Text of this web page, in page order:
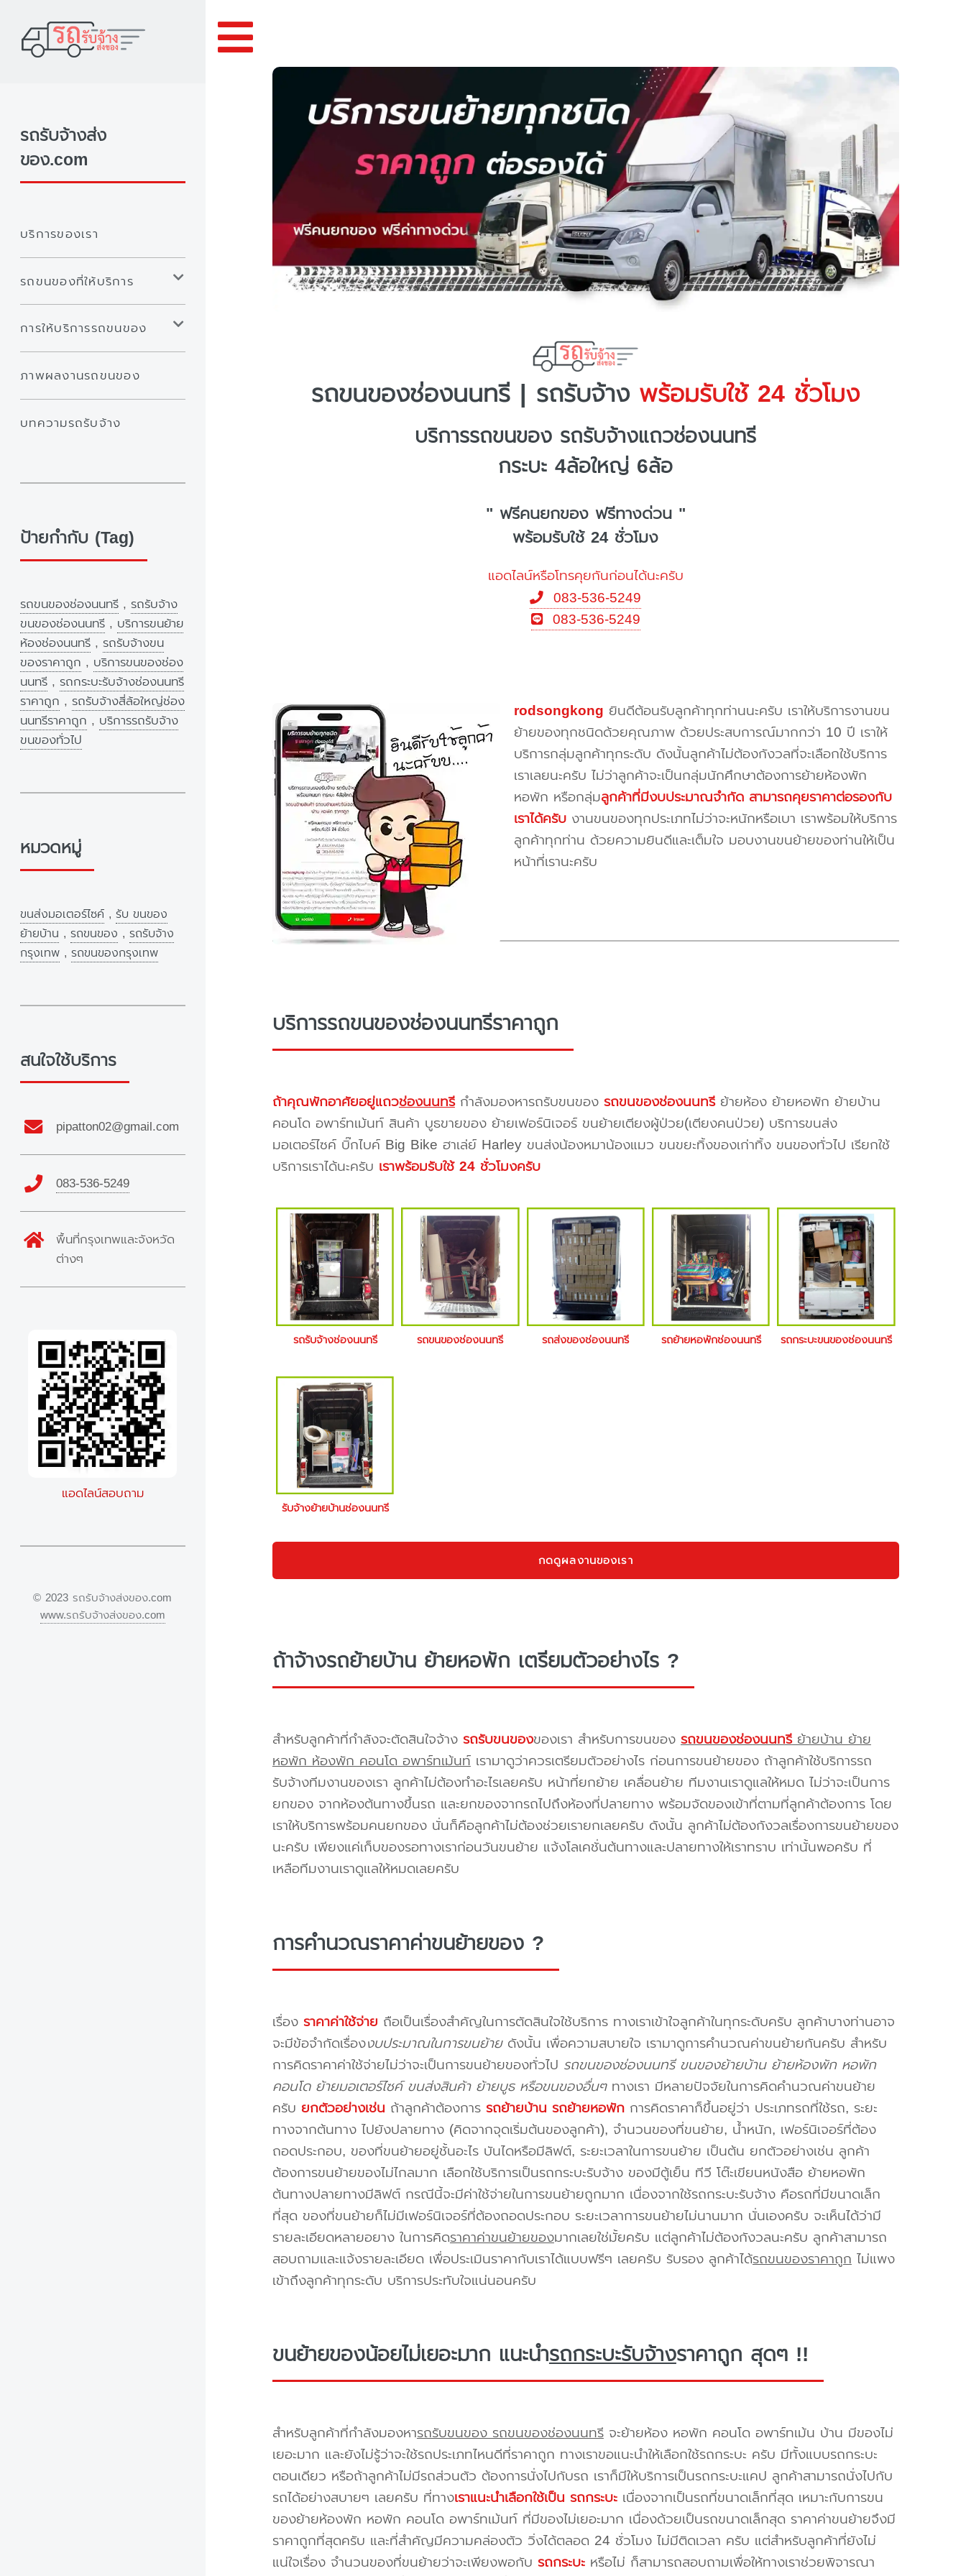
รถขนของช่องนนทรี | รถรับจ้าง พร้อมรับใช้ 24 ชั่วโมง
บริการรถขนของ รถรับจ้างแถวช่องนนทรี
กระบะ 4ล้อใหญ่ 6ล้อ
" ฟรีคนยกของ ฟรีทางด่วน "
พร้อมรับใช้ 24 ชั่วโมง
แอดไลน์หรือโทรคุยกันก่อนได้นะครับ
083-536-5249
083-536-5249
rodsongkong ยินดีต้อนรับลูกค้าทุกท่านนะครับ เราให้บริการงานขน
ย้ายของทุกชนิดด้วยคุณภาพ ด้วยประสบการณ์มากกว่า 10 ปี เราให้
บริการกลุ่มลูกค้าทุกระดับ ดังนั้นลูกค้าไม่ต้องกังวลที่จะเลือกใช้บริการ
เราเลยนะครับ ไม่ว่าลูกค้าจะเป็นกลุ่มนักศึกษาต้องการย้ายห้องพัก
หอพัก หรือกลุ่มลูกค้าที่มีงบประมาณจำกัด สามารถคุยราคาต่อรองกับ
เราได้ครับงานขนของทุกประเภทไม่ว่าจะหนักหรือเบา เราพร้อมให้บริการ
ลูกค้าทุกท่าน ด้วยความยินดีและเต็มใจ มอบงานขนย้ายของท่านให้เป็น
หน้าที่เรานะครับ
บริการรถขนของช่องนนทรีราคาถูก
ถ้าคุณพักอาศัยอยู่แถวช่องนนทรีกำลังมองหารถรับขนของ รถขนของช่องนนทรีย้ายห้อง ย้ายหอพัก ย้ายบ้าน
คอนโด อพาร์ทเม้นท์ สินค้า บูธขายของ ย้ายเฟอร์นิเจอร์ ขนย้ายเตียงผู้ป่วย(เตียงคนป่วย) บริการขนส่ง
มอเตอร์ไซค์ บิ๊กไบค์ Big Bike ฮาเล่ย์ Harley ขนส่งน้องหมาน้องแมว ขนขยะทิ้งของเก่าทิ้ง ขนของทั่วไป เรียกใช้
บริการเราได้นะครับ เราพร้อมรับใช้ 24 ชั่วโมงครับ
รถรับจ้างช่องนนทรี รถขนของช่องนนทรี รถส่งของช่องนนทรี รถย้ายหอพักช่องนนทรี รถกระบะขนของช่องนนทรี
รับจ้างย้ายบ้านช่องนนทรี
กดดูผลงานของเรา
ถ้าจ้างรถย้ายบ้าน ย้ายหอพัก เตรียมตัวอย่างไร ?
สำหรับลูกค้าที่กำลังจะตัดสินใจจ้าง รถรับขนของของเรา สำหรับการขนของ รถขนของช่องนนทรีย้ายบ้าน ย้าย
หอพัก ห้องพัก คอนโด อพาร์ทเม้นท์เรามาดูว่าควรเตรียมตัวอย่างไร ก่อนการขนย้ายของ ถ้าลูกค้าใช้บริการรถ
รับจ้างทีมงานของเรา ลูกค้าไม่ต้องทำอะไรเลยครับ หน้าที่ยกย้าย เคลื่อนย้าย ทีมงานเราดูแลให้หมด ไม่ว่าจะเป็นการ
ยกของ จากห้องต้นทางขึ้นรถ และยกของจากรถไปถึงห้องที่ปลายทาง พร้อมจัดของเข้าที่ตามที่ลูกค้าต้องการ โดย
เราให้บริการพร้อมคนยกของ นั่นก็คือลูกค้าไม่ต้องช่วยเรายกเลยครับ ดังนั้น ลูกค้าไม่ต้องกังวลเรื่องการขนย้ายของ
นะครับ เพียงแค่เก็บของรอทางเราก่อนวันขนย้าย แจ้งโลเคชั่นต้นทางและปลายทางให้เราทราบ เท่านั้นพอครับ ที่
เหลือทีมงานเราดูแลให้หมดเลยครับ
การคำนวณราคาค่าขนย้ายของ ?
เรื่อง ราคาค่าใช้จ่าย ถือเป็นเรื่องสำคัญในการตัดสินใจใช้บริการ ทางเราเข้าใจลูกค้าในทุกระดับครับ ลูกค้าบางท่านอาจ
จะมีข้อจำกัดเรื่องงบประมาณในการขนย้ายดังนั้น เพื่อความสบายใจ เรามาดูการคำนวณค่าขนย้ายกันครับ สำหรับ
การคิดราคาค่าใช้จ่ายไม่ว่าจะเป็นการขนย้ายของทั่วไป รถขนของช่องนนทรี ขนของย้ายบ้าน ย้ายห้องพัก หอพัก
คอนโด ย้ายมอเตอร์ไซค์ ขนส่งสินค้า ย้ายบูธ หรือขนของอื่นๆทางเรา มีหลายปัจจัยในการคิดคำนวณค่าขนย้าย
ครับ ยกตัวอย่างเช่น ถ้าลูกค้าต้องการ รถย้ายบ้าน รถย้ายหอพักการคิดราคาก็ขึ้นอยู่ว่า ประเภทรถที่ใช้รถ, ระยะ
ทางจากต้นทาง ไปยังปลายทาง (คิดจากจุดเริ่มต้นของลูกค้า), จำนวนของที่ขนย้าย, น้ำหนัก, เฟอร์นิเจอร์ที่ต้อง
ถอดประกอบ, ของที่ขนย้ายอยู่ชั้นอะไร บันไดหรือมีลิฟต์, ระยะเวลาในการขนย้าย เป็นต้น ยกตัวอย่างเช่น ลูกค้า
ต้องการขนย้ายของไม่ไกลมาก เลือกใช้บริการเป็นรถกระบะรับจ้าง ของมีตู้เย็น ทีวี โต๊ะเขียนหนังสือ ย้ายหอพัก
ต้นทางปลายทางมีลิฟต์ กรณีนี้จะมีค่าใช้จ่ายในการขนย้ายถูกมาก เนื่องจากใช้รถกระบะรับจ้าง คือรถที่มีขนาดเล็ก
ที่สุด ของที่ขนย้ายก็ไม่มีเฟอร์นิเจอร์ที่ต้องถอดประกอบ ระยะเวลาการขนย้ายไม่นานมาก นั่นเองครับ จะเห็นได้ว่ามี
รายละเอียดหลายอยาง ในการคิดราคาค่าขนย้ายของมากเลยใช่มั้ยครับ แต่ลูกค้าไม่ต้องกังวลนะครับ ลูกค้าสามารถ
สอบถามและแจ้งรายละเอียด เพื่อประเมินราคากับเราได้แบบฟรีๆ เลยครับ รับรอง ลูกค้าได้รถขนของราคาถูกไม่แพง
เข้าถึงลูกค้าทุกระดับ บริการประทับใจแน่นอนครับ
ขนย้ายของน้อยไม่เยอะมาก แนะนำรถกระบะรับจ้างราคาถูก สุดๆ !!
สำหรับลูกค้าที่กำลังมองหารถรับขนของ รถขนของช่องนนทรีจะย้ายห้อง หอพัก คอนโด อพาร์ทเม้น บ้าน มีของไม่
เยอะมาก และยังไม่รู้ว่าจะใช้รถประเภทไหนดีที่ราคาถูก ทางเราขอแนะนำให้เลือกใช้รถกระบะ ครับ มีทั้งแบบรถกระบะ
ตอนเดียว หรือถ้าลูกค้าไม่มีรถส่วนตัว ต้องการนั่งไปกับรถ เราก็มีให้บริการเป็นรถกระบะแคป ลูกค้าสามารถนั่งไปกับ
รถได้อย่างสบายๆ เลยครับ ที่ทางเราแนะนำเลือกใช้เป็น รถกระบะเนื่องจากเป็นรถที่ขนาดเล็กที่สุด เหมาะกับการขน
ของย้ายห้องพัก หอพัก คอนโด อพาร์ทเม้นท์ ที่มีของไม่เยอะมาก เนื่องด้วยเป็นรถขนาดเล็กสุด ราคาค่าขนย้ายจึงมี
ราคาถูกที่สุดครับ และที่สำคัญมีความคล่องตัว วิ่งได้ตลอด 24 ชั่วโมง ไม่มีติดเวลา ครับ แต่สำหรับลูกค้าที่ยังไม่
แน่ใจเรื่อง จำนวนของที่ขนย้ายว่าจะเพียงพอกับ รถกระบะหรือไม่ ก็สามารถสอบถามเพื่อให้ทางเราช่วยพิจารณา
รถรับจ้างส่ง
ของ.com
บริการของเรา
รถขนของที่ให้บริการ
การให้บริการรถขนของ
ภาพผลงานรถขนของ
บทความรถรับจ้าง
ป้ายกำกับ (Tag)
รถขนของช่องนนทรี , รถรับจ้าง
ขนของช่องนนทรี , บริการขนย้าย
ห้องช่องนนทรี , รถรับจ้างขน
ของราคาถูก , บริการขนของช่อง
นนทรี , รถกระบะรับจ้างช่องนนทรี
ราคาถูก , รถรับจ้างสี่ล้อใหญ่ช่อง
นนทรีราคาถูก , บริการรถรับจ้าง
ขนของทั่วไป
หมวดหมู่
ขนส่งมอเตอร์ไซค์ , รับ ขนของ
ย้ายบ้าน , รถขนของ , รถรับจ้าง
กรุงเทพ , รถขนของกรุงเทพ
สนใจใช้บริการ
pipatton02@gmail.com
083-536-5249
พื้นที่กรุงเทพและจังหวัด
ต่างๆ
แอดไลน์สอบถาม
© 2023 รถรับจ้างส่งของ.com
www.รถรับจ้างส่งของ.com